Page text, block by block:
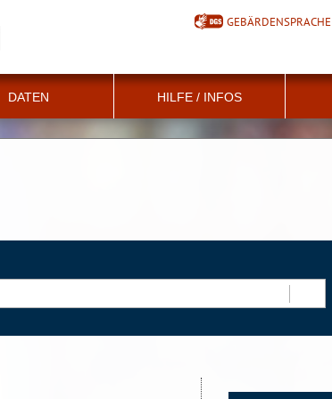
GEBÄRDENSPRACHE
DATEN HILFE / INFOS